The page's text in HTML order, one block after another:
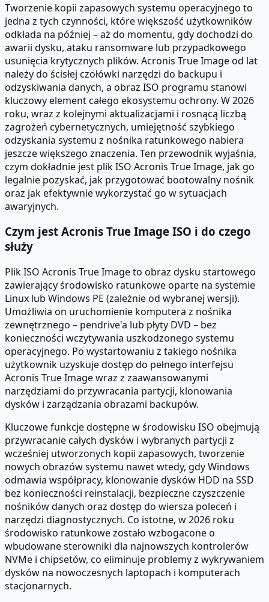
Tworzenie kopii zapasowych systemu operacyjnego to
jedna z tych czynności, które większość użytkowników
odkłada na później – aż do momentu, gdy dochodzi do
awarii dysku, ataku ransomware lub przypadkowego
usunięcia krytycznych plików. Acronis True Image od lat
należy do ścisłej czołówki narzędzi do backupu i
odzyskiwania danych, a obraz ISO programu stanowi
kluczowy element całego ekosystemu ochrony. W 2026
roku, wraz z kolejnymi aktualizacjami i rosnącą liczbą
zagrożeń cybernetycznych, umiejętność szybkiego
odzyskania systemu z nośnika ratunkowego nabiera
jeszcze większego znaczenia. Ten przewodnik wyjaśnia,
czym dokładnie jest plik ISO Acronis True Image, jak go
legalnie pozyskać, jak przygotować bootowalny nośnik
oraz jak efektywnie wykorzystać go w sytuacjach
awaryjnych.
Czym jest Acronis True Image ISO i do czego
służy
Plik ISO Acronis True Image to obraz dysku startowego
zawierający środowisko ratunkowe oparte na systemie
Linux lub Windows PE (zależnie od wybranej wersji).
Umożliwia on uruchomienie komputera z nośnika
zewnętrznego – pendrive'a lub płyty DVD – bez
konieczności wczytywania uszkodzonego systemu
operacyjnego. Po wystartowaniu z takiego nośnika
użytkownik uzyskuje dostęp do pełnego interfejsu
Acronis True Image wraz z zaawansowanymi
narzędziami do przywracania partycji, klonowania
dysków i zarządzania obrazami backupów.
Kluczowe funkcje dostępne w środowisku ISO obejmują
przywracanie całych dysków i wybranych partycji z
wcześniej utworzonych kopii zapasowych, tworzenie
nowych obrazów systemu nawet wtedy, gdy Windows
odmawia współpracy, klonowanie dysków HDD na SSD
bez konieczności reinstalacji, bezpieczne czyszczenie
nośników danych oraz dostęp do wiersza poleceń i
narzędzi diagnostycznych. Co istotne, w 2026 roku
środowisko ratunkowe zostało wzbogacone o
wbudowane sterowniki dla najnowszych kontrolerów
NVMe i chipsetów, co eliminuje problemy z wykrywaniem
dysków na nowoczesnych laptopach i komputerach
stacjonarnych.